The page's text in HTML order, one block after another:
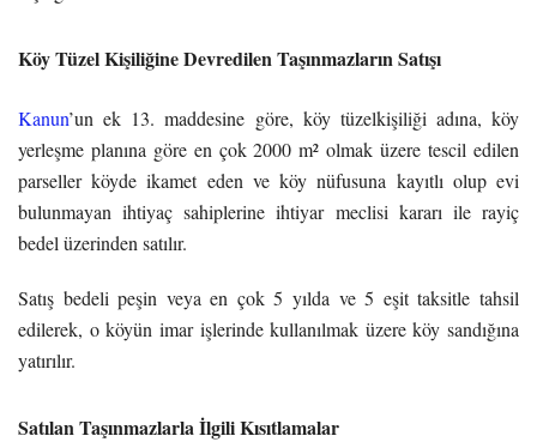
Köy Tüzel Kişiliğine Devredilen Taşınmazların Satışı
Kanun’un ek 13. maddesine göre, köy tüzelkişiliği adına, köy
yerleşme planına göre en çok 2000 m² olmak üzere tescil edilen
parseller köyde ikamet eden ve köy nüfusuna kayıtlı olup evi
bulunmayan ihtiyaç sahiplerine ihtiyar meclisi kararı ile rayiç
bedel üzerinden satılır.
Satış bedeli peşin veya en çok 5 yılda ve 5 eşit taksitle tahsil
edilerek, o köyün imar işlerinde kullanılmak üzere köy sandığına
yatırılır.
Satılan Taşınmazlarla İlgili Kısıtlamalar